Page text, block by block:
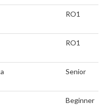
RO1
RO1
Senior
Beginner